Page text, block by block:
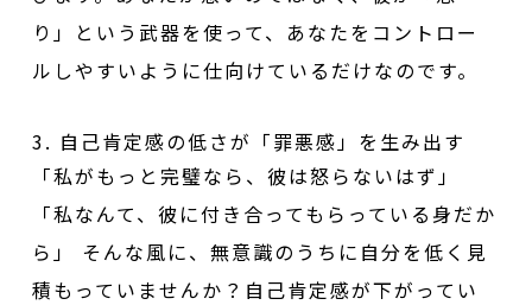
り」という武器を使って、あなたをコントロー
ルしやすいように仕向けているだけなのです。
3. 自己肯定感の低さが「罪悪感」を生み出す
「私がもっと完璧なら、彼は怒らないはず」
「私なんて、彼に付き合ってもらっている身だか
ら」 そんな風に、無意識のうちに自分を低く見
積もっていませんか？自己肯定感が下がってい